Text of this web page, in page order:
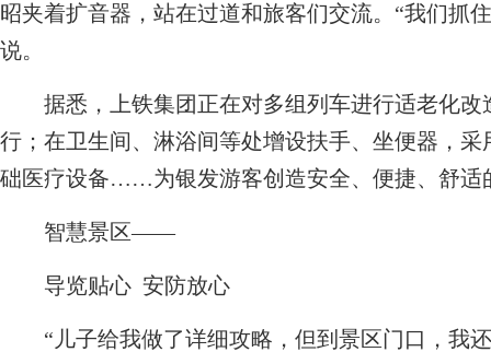
昭夹着扩音器，站在过道和旅客们交流。“我们抓
说。
据悉，上铁集团正在对多组列车进行适老化改
行；在卫生间、淋浴间等处增设扶手、坐便器，
础医疗设备……为银发游客创造安全、便捷、舒适
智慧景区——
导览贴心 安防放心
“儿子给我做了详细攻略，但到景区门口，我还